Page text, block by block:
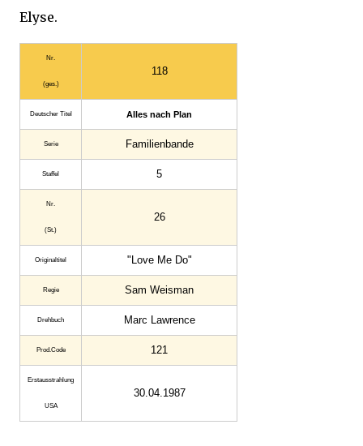
Elyse.
Nr.
(ges.)
118
Deutscher Titel Alles nach Plan
Serie Familienbande
Staffel 5
Nr.
(St.)
26
Original­titel "Love Me Do"
Regie Sam Weisman
Drehbuch Marc Lawrence
Prod.Code 121
Erstaus­strahlung
USA
30.04.1987